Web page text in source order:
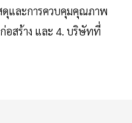
ดุและการควบคุมคุณภาพ
อสร้าง และ 4. บริษัทที่